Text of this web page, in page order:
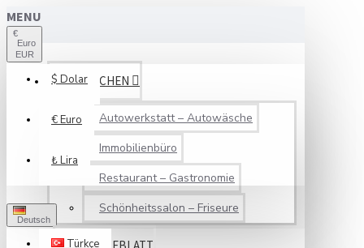
MENU
€
Euro
EUR
$ Dolar
€Euro
₺Lira
Deutsch
Türkçe
BRANCHEN
Autowerkstatt – Autowäsche
Immobilienbüro
Restaurant – Gastronomie
Schönheitssalon – Friseure